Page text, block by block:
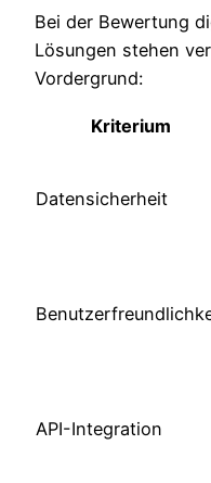
Bei der Bewertung
Lösungen stehen
Vordergrund:
Kriterium
Datensicherheit
API-Integration